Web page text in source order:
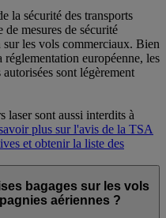
la sécurité des transports
mesures de sécurité
sur les vols commerciaux. Bien
européenne, les
sont légèrement
laser sont aussi interdits à
plus sur l'avis de la TSA
et obtenir la liste des
bagages sur les vols
aériennes ?